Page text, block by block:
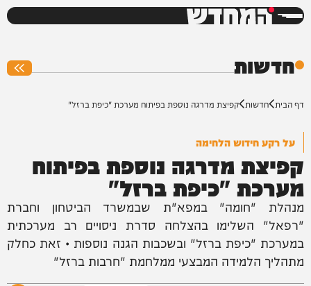
המחדש
חדשות
דף הבית חדשות קפיצת מדרגה נוספת בפיתוח מערכת "כיפת ברזל"
על רקע חידוש הלחימה
קפיצת מדרגה נוספת בפיתוח
מערכת "כיפת ברזל"
מנהלת "חומה" במפא"ת שבמשרד הביטחון וחברת
"רפאל" השלימו בהצלחה סדרת ניסויים רב מערכתית
במערכת "כיפת ברזל" ובשכבות הגנה נוספות • זאת כחלק
מתהליך הלמידה המבצעי ממלחמת "חרבות ברזל"